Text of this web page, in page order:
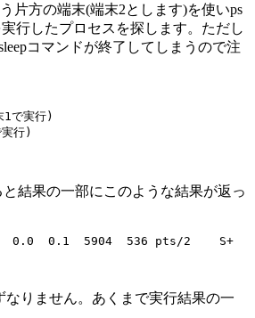
片方の端末(端末2とします)を使いps
実行したプロセスを探します。ただし
コマンドが終了してしまうので注
で実行)
行)
結果の一部にこのような結果が返っ
0.0  0.1  5904  536 pts/2    S+
なりません。あくまで実行結果の一